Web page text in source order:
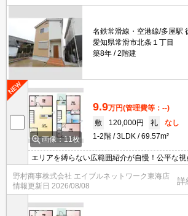
名鉄常滑線・空港線/多屋駅
愛知県常滑市北条１丁目
築8年
2階建
画像：11枚
9.9万円(管理費等：--)
敷
120,000円 礼
なし
1-2階
3LDK 69.57m²
エリアを縛らない広範囲紹介が自慢！公平な視
野村商事株式会社 エイブルネットワーク東海店
情報更新日 2026/08/08
詳